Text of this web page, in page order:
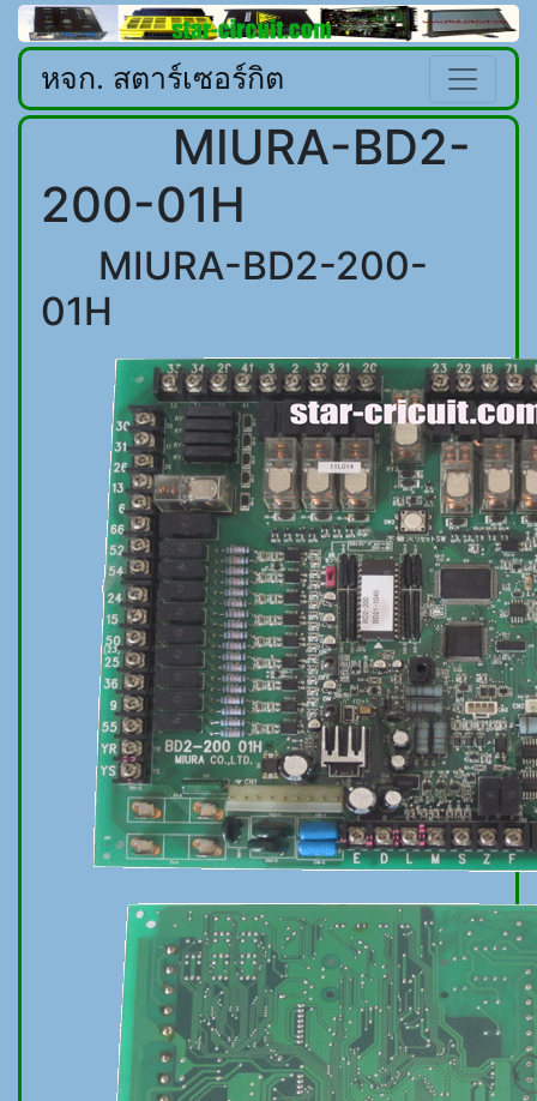
หจก. สตาร์เซอร์กิต
MIURA-BD2-
200-01H
MIURA-BD2-200-
01H